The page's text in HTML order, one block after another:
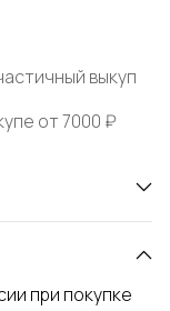
выкуп
от 7000 ₽
при покупке